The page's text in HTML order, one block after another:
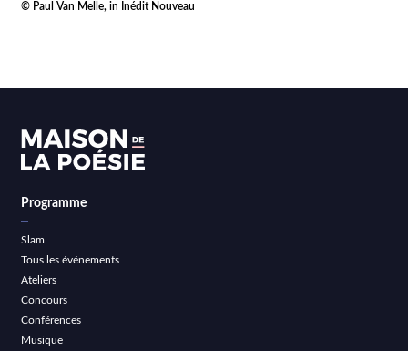
© Paul Van Melle, in Inédit Nouveau
Programme
Slam
Tous les événements
Ateliers
Concours
Conférences
Musique